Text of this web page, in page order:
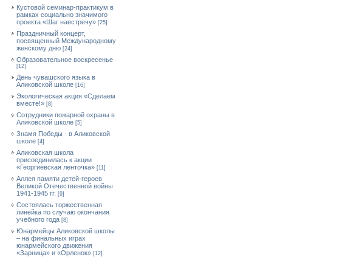
Кустовой семинар-практикум в
рамках социально значимого
проекта «Шаг навстречу» [25]
Праздничный концерт,
посвященный Международному
женскому дню [24]
Образовательное воскресенье
[12]
День чувашского языка в
Аликовской школе [16]
Экологическая акция «Сделаем
вместе!» [8]
Сотрудники пожарной охраны в
Аликовской школе [5]
Знамя Победы - в Аликовской
школе [4]
Аликовская школа
присоединилась к акции
«Георгиевская ленточка» [11]
Аллея памяти детей-героев
Великой Отечественной войны
1941-1945 гг. [9]
Cостоялась торжественная
линейка по случаю окончания
учебного года [8]
Юнармейцы Аликовской школы
– на финальных играх
юнармейского движения
«Зарница» и «Орленок» [12]